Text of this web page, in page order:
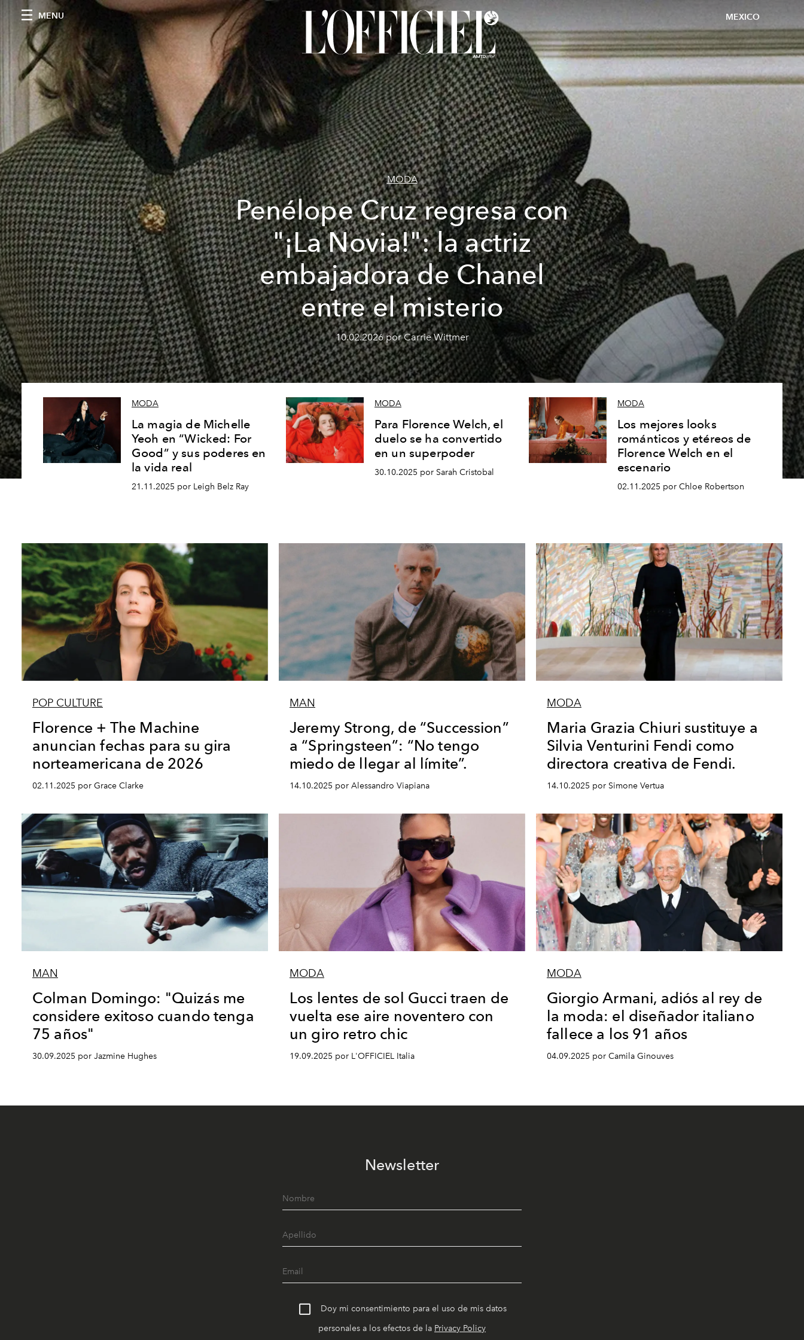
MENU MEXICO
MODA
Penélope Cruz regresa con
"¡La Novia!": la actriz
embajadora de Chanel
entre el misterio
10.02.2026 por Carrie Wittmer
MODA
La magia de Michelle
Yeoh en “Wicked: For
Good” y sus poderes en
la vida real
21.11.2025 por Leigh Belz Ray
MODA
Para Florence Welch, el
duelo se ha convertido
en un superpoder
30.10.2025 por Sarah Cristobal
MODA
Los mejores looks
románticos y etéreos de
Florence Welch en el
escenario
02.11.2025 por Chloe Robertson
POP CULTURE
Florence + The Machine
anuncian fechas para su gira
norteamericana de 2026
02.11.2025 por Grace Clarke
MAN
Jeremy Strong, de “Succession”
a “Springsteen”: “No tengo
miedo de llegar al límite”.
14.10.2025 por Alessandro Viapiana
MODA
Maria Grazia Chiuri sustituye a
Silvia Venturini Fendi como
directora creativa de Fendi.
14.10.2025 por Simone Vertua
MAN
Colman Domingo: "Quizás me
considere exitoso cuando tenga
75 años"
30.09.2025 por Jazmine Hughes
MODA
Los lentes de sol Gucci traen de
vuelta ese aire noventero con
un giro retro chic
19.09.2025 por L'OFFICIEL Italia
MODA
Giorgio Armani, adiós al rey de
la moda: el diseñador italiano
fallece a los 91 años
04.09.2025 por Camila Ginouves
Newsletter
Doy mi consentimiento para el uso de mis datos
personales a los efectos de la Privacy Policy